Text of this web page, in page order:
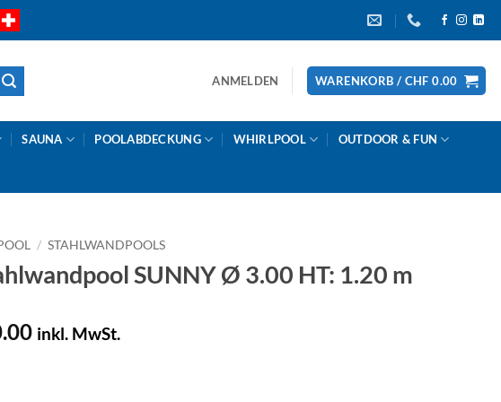
ANMELDEN WARENKORB / CHF 0.00
SAUNA POOLABDECKUNG WHIRLPOOL OUTDOOR & FUN
/ STAHLWANDPOOLS
SUNNY Ø 3.00 HT: 1.20 m
inkl. MwSt.